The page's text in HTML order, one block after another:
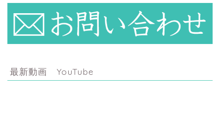
最新動画 YouTube